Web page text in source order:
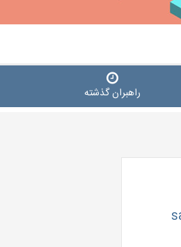
راهبران گذشته